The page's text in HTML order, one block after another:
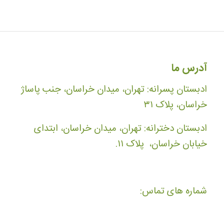
آدرس ما
ادبستان پسرانه: تهران، میدان خراسان، جنب پاساژ
خراسان، پلاک ۳۱
ادبستان دخترانه: تهران، میدان خراسان، ابتدای
خیابان خراسان، پلاک ۱۱.
شماره های تماس: